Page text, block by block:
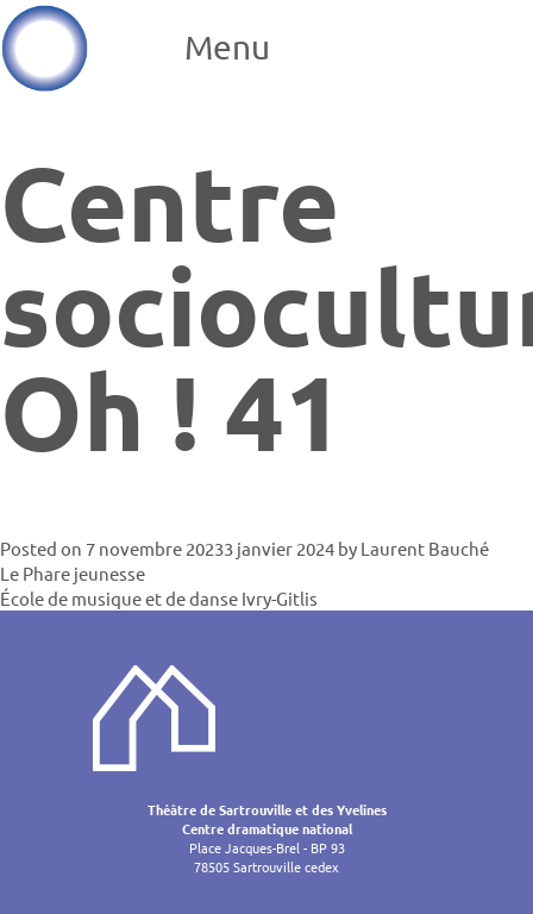
Menu
Centre
Oh ! 41
Posted on 7 novembre 20233 janvier 2024 by Laurent Bauché
de
l’article
Le Phare jeunesse
École de musique et de danse Ivry-Gitlis
Théâtre de Sartrouville et des Yvelines
Centre dramatique national
Place Jacques-Brel - BP 93
78505 Sartrouville cedex